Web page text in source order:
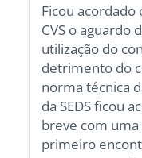
Ficou
CVS o aguardo
utilização do
detrimento do
norma técnica
da SEDS ficou
breve com
primeiro